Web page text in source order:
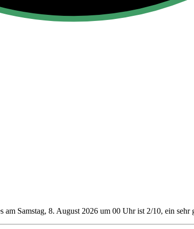
Samstag, 8. August 2026 um 00 Uhr ist 2/10, ein sehr